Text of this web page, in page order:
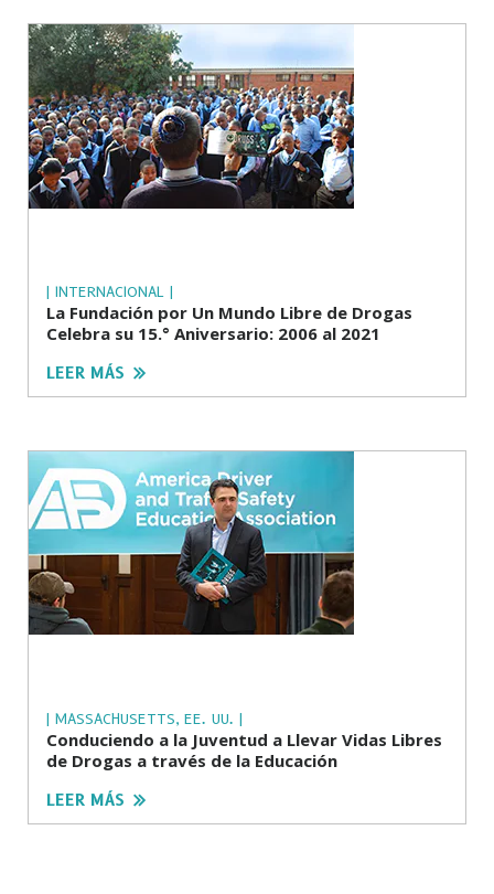
| INTERNACIONAL |
La Fundación por Un Mundo Libre de Drogas
Celebra su 15.° Aniversario: 2006 al 2021
LEER MÁS
| MASSACHUSETTS, EE. UU. |
Conduciendo a la Juventud a Llevar Vidas Libres
de Drogas a través de la Educación
LEER MÁS